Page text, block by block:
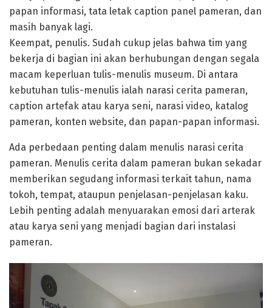
papan informasi, tata letak caption panel pameran, dan
masih banyak lagi.
Keempat, penulis. Sudah cukup jelas bahwa tim yang
bekerja di bagian ini akan berhubungan dengan segala
macam keperluan tulis-menulis museum. Di antara
kebutuhan tulis-menulis ialah narasi cerita pameran,
caption artefak atau karya seni, narasi video, katalog
pameran, konten website, dan papan-papan informasi.
Ada perbedaan penting dalam menulis narasi cerita
pameran. Menulis cerita dalam pameran bukan sekadar
memberikan segudang informasi terkait tahun, nama
tokoh, tempat, ataupun penjelasan-penjelasan kaku.
Lebih penting adalah menyuarakan emosi dari arterak
atau karya seni yang menjadi bagian dari instalasi
pameran.